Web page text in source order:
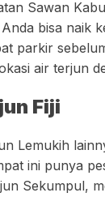
Sawan
bisa naik
parkir
air terjun
Fiji
Lemukih
ini punya
Sekumpul,